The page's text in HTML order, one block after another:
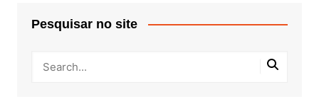
Pesquisar no site